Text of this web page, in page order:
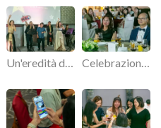
Un'eredità di 40 anni: l'anniversario di Star Lapel Pin. Celebrazione del 40° anniversario.